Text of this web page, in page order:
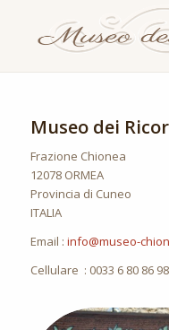
Museo dei
Frazione Chionea
12078 ORMEA
Provincia di Cuneo
ITALIA
Email : info@museo-
Cellulare : 0033 6 80 86